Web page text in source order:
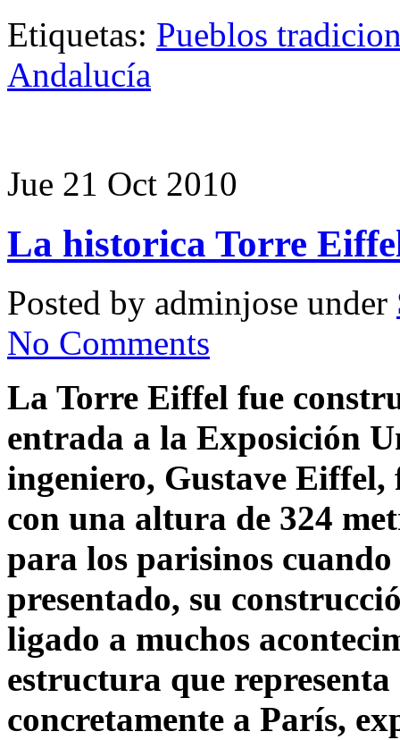
Etiquetas: Pueblos
Andalucía
Jue 21 Oct 2010
La historica Torre
Posted by adminjose under
No Comments
La Torre Eiffel fue
entrada a la Exposición
ingeniero, Gustave Eiffel,
con una altura de 324
para los parisinos
presentado, su
ligado a muchos
estructura que
concretamente a París,